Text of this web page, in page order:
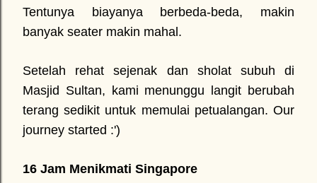
Tentunya biayanya berbeda-beda, makin
banyak seater makin mahal.
Setelah rehat sejenak dan sholat subuh di
Masjid Sultan, kami menunggu langit berubah
terang sedikit untuk memulai petualangan. Our
journey started :')
16 Jam Menikmati Singapore